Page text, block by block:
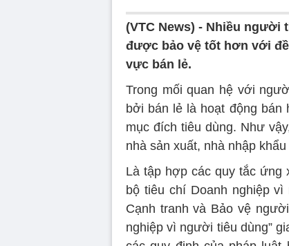
(VTC News) - Nhiều người
được bảo vệ tốt hơn với
vực bán lẻ.
Trong mối quan hệ với
bởi bán lẻ là hoạt động bán
mục đích tiêu dùng. Như
nhà sản xuất, nhà nhập
Là tập hợp các quy tắc ứng
bộ tiêu chí Doanh nghiệp
Cạnh tranh và Bảo vệ
nghiệp vì người tiêu dùng”